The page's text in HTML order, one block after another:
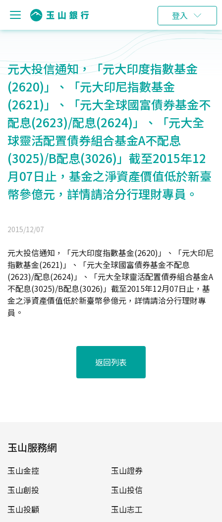
登入
元大投信通知，「元大印度指數基金
(2620)」、「元大印尼指數基金
(2621)」、「元大全球國富債券基金不
配息(2623)/配息(2624)」、「元大全
球靈活配置債券組合基金A不配息
(3025)/B配息(3026)」截至2015年12
月07日止，基金之淨資產價值低於新臺
幣參億元，詳情請洽分行理財專員。
2015/12/07
元大投信通知，「元大印度指數基金(2620)」、「元大印尼
指數基金(2621)」、「元大全球國富債券基金不配息
(2623)/配息(2624)」、「元大全球靈活配置債券組合基金A
不配息(3025)/B配息(3026)」截至2015年12月07日止，基
金之淨資產價值低於新臺幣參億元，詳情請洽分行理財專
員。
返回列表
玉山服務網
玉山金控
玉山證券
玉山創投
玉山投信
玉山投顧
玉山志工